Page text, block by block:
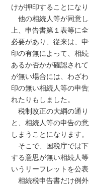
けが押印することになり
他の相続人等が同意
上、申告書第１表等に
必要があり、従来は、
印の有無によって、相
あるか否かが確認され
が無い場合には、わざ
印の無い相続人等の申
れたりもしました。
税制改正の大綱の通
と、相続人等の申告の
しまうことになります。
そこで、国税庁では
する意思が無い相続人
いうリーフレットを公表
相続税申告書だけ例